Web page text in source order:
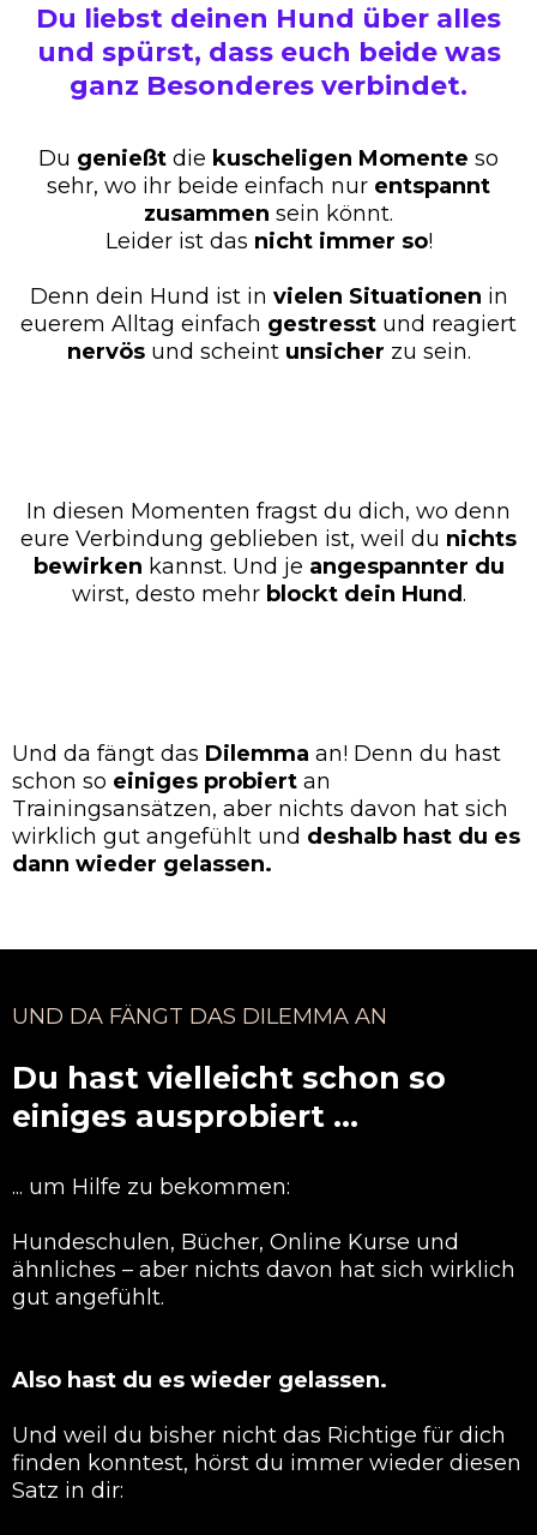
Du liebst deinen Hund über alles
und spürst, dass euch beide was
ganz Besonderes verbindet.
Du genießt die kuscheligen Momente so
sehr, wo ihr beide einfach nur entspannt
zusammen sein könnt.
Leider ist das nicht immer so!
Denn dein Hund ist in vielen Situationen in
euerem Alltag einfach gestresst und reagiert
nervösund scheint unsicher zu sein.
In diesen Momenten fragst du dich, wo denn
eure Verbindung geblieben ist, weil du nichts
bewirken kannst. Und je angespannter du
wirst, desto mehr blockt dein Hund.
Und da fängt das Dilemma an! Denn du hast
schon so einiges probiert an
Trainingsansätzen, aber nichts davon hat sich
wirklich gut angefühlt und deshalb hast du es
dann wieder gelassen.
UND DA FÄNGT DAS DILEMMA AN
Du hast vielleicht schon so
einiges ausprobiert ...
... um Hilfe zu bekommen:
Hundeschulen, Bücher, Online Kurse und
ähnliches – aber nichts davon hat sich wirklich
gut angefühlt.
Also hast du es wieder gelassen.
Und weil du bisher nicht das Richtige für dich
finden konntest, hörst du immer wieder diesen
Satz in dir: